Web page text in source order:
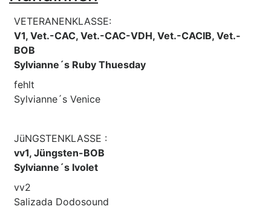
VETERANENKLASSE:
V1, Vet.-CAC, Vet.-CAC-VDH, Vet.-CACIB, Vet.-
BOB
Sylvianne´s Ruby Thuesday
fehlt
Sylvianne´s Venice
JüNGSTENKLASSE :
vv1, Jüngsten-BOB
Sylvianne´s Ivolet
vv2
Salizada Dodosound